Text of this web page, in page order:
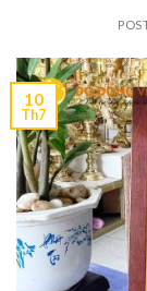
10
Th7